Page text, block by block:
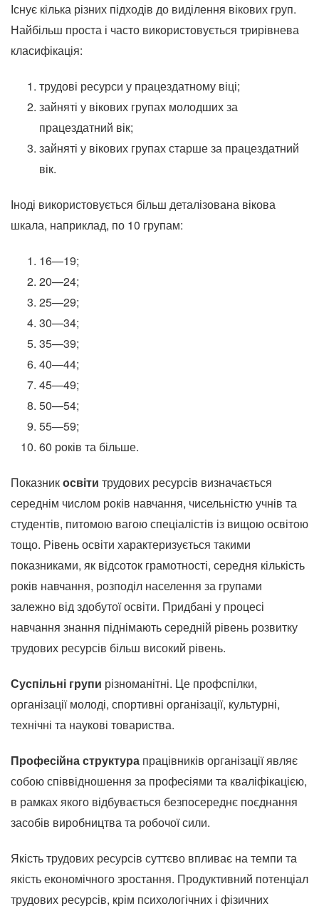
Існує кілька різних підходів до виділення вікових груп.
Найбільш проста і часто використовується трирівнева
класифікація:
трудові ресурси у працездатному віці;
зайняті у вікових групах молодших за
працездатний вік;
зайняті у вікових групах старше за працездатний
вік.
Іноді використовується більш деталізована вікова
шкала, наприклад, по 10 групам:
16—19;
20—24;
25—29;
30—34;
35—39;
40—44;
45—49;
50—54;
55—59;
60 років та більше.
Показникосвіти трудових ресурсів визначається
середнім числом років навчання, чисельністю учнів та
студентів, питомою вагою спеціалістів із вищою освітою
тощо. Рівень освіти характеризується такими
показниками, як відсоток грамотності, середня кількість
років навчання, розподіл населення за групами
залежно від здобутої освіти. Придбані у процесі
навчання знання піднімають середній рівень розвитку
трудових ресурсів більш високий рівень.
Суспільні групи різноманітні. Це профспілки,
організації молоді, спортивні організації, культурні,
технічні та наукові товариства.
Професійна структура працівників організації являє
собою співвідношення за професіями та кваліфікацією,
в рамках якого відбувається безпосереднє поєднання
засобів виробництва та робочої сили.
Якість трудових ресурсів суттєво впливає на темпи та
якість економічного зростання. Продуктивний потенціал
трудових ресурсів, крім психологічних і фізичних